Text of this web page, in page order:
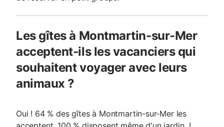
Les gîtes à Montmartin-sur-Mer
acceptent-ils les vacanciers qui
souhaitent voyager avec leurs
animaux ?
Oui ! 64 % des gîtes à Montmartin-sur-Mer les